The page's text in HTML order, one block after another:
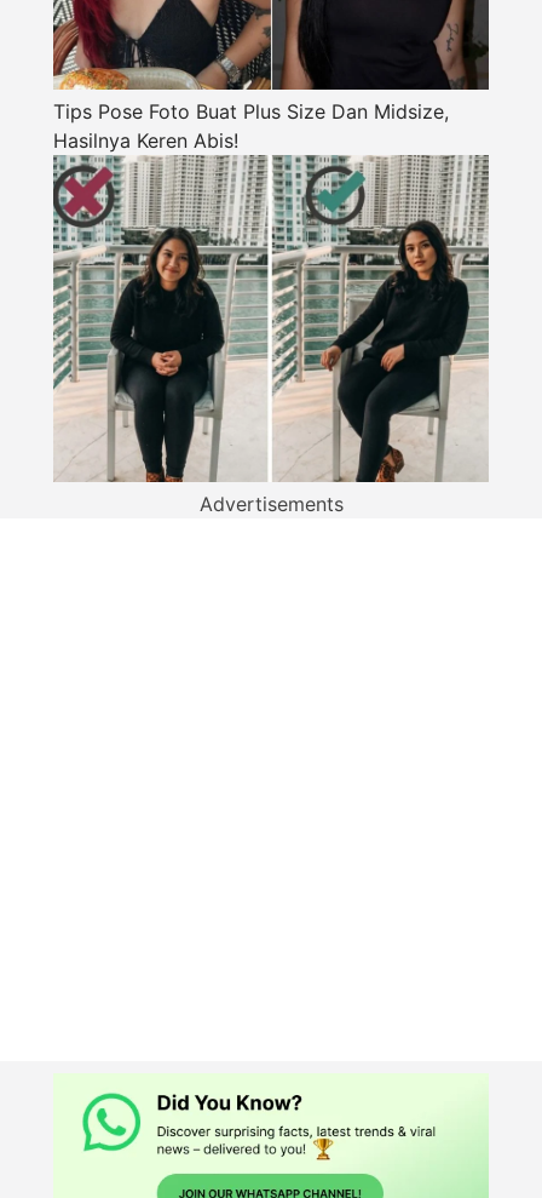
Tips Pose Foto Buat Plus Size Dan Midsize,
Hasilnya Keren Abis!
Advertisements